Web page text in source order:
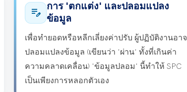
edit_note การ 'ตกแต่ง' และปลอมแปลง
ข้อมูล
เพื่อทำยอดหรือหลีกเลี่ยงค่าปรับ ผู้ปฏิบัติงานอาจ
ปลอมแปลงข้อมูล (เขียนว่า 'ผ่าน' ทั้งที่เกินค่า
ความคลาดเคลื่อน) 'ข้อมูลปลอม' นี้ทำให้ SPC
เป็นเพียงการหลอกตัวเอง